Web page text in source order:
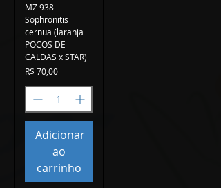
MZ 938 -
Sophronitis
cernua (laranja
POCOS DE
CALDAS x STAR)
Preço
R$ 70,00
Adicionar
ao
carrinho